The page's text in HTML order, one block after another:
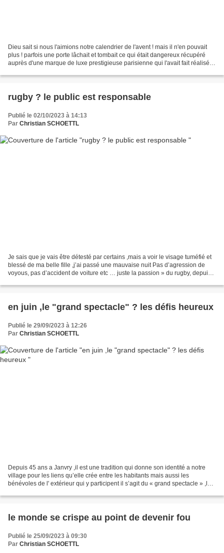
Dieu sait si nous l'aimions notre calendrier de l'avent ! mais il n'en pouvait
plus ! parfois une porte lâchait et tombait ce qui était dangereux récupéré
auprès d'une marque de luxe prestigieuse parisienne qui l'avait fait réalisé
rugby ? le public est responsable
Publié le 02/10/2023 à 14:13
Par Christian SCHOETTL
Je sais que je vais être détesté par certains ,mais a voir le visage tuméfié et
blessé de ma belle fille ,j’ai passé une mauvaise nuit Pas d’agression de
voyous, pas d’accident de voiture etc … juste la passion » du rugby, depuis
en juin ,le "grand spectacle" ? les défis heureux
Publié le 29/09/2023 à 12:26
Par Christian SCHOETTL
Depuis 45 ans a Janvry ,il est une tradition qui donne son identité a notre
village pour les liens qu’elle crée entre les habitants mais aussi les
bénévoles de l' extérieur qui y participent il s’agit du « grand spectacle » ,les
le monde se crispe au point de devenir fou
Publié le 25/09/2023 à 09:30
Par Christian SCHOETTL